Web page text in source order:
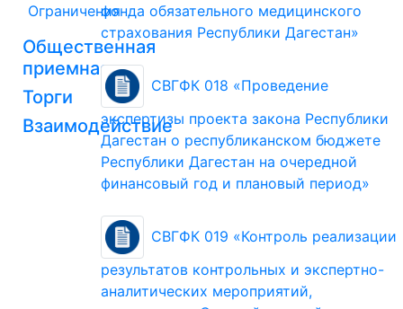
Ограничения
Общественная
приемная
Торги
Взаимодействие
фонда обязательного медицинского
страхования Республики Дагестан»
СВГФК 018 «Проведение
экспертизы проекта закона Республики
Дагестан о республиканском бюджете
Республики Дагестан на очередной
финансовый год и плановый период»
СВГФК 019 «Контроль реализации
результатов контрольных и экспертно-
аналитических мероприятий,